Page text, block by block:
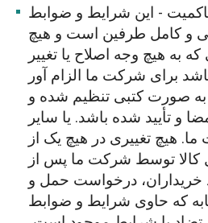
- این شرایط و ضوابط
و کامل طرفین است و هیچ
به هیچ وجه اصلاح یا تغییر
برای شرکت ما الزام آور
به صورت کتبی تنظیم شده و
و تأیید شده باشد. یا سایر
هیچ تغییری در هیچ یک از
کالا توسط شرکت ما پس از
درخواست حمل و
که حاوی شرایط و ضوابط